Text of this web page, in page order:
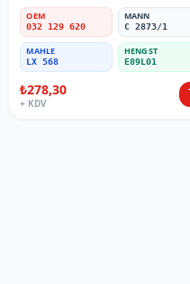
OEM
032 129 620
MANN
C 2873/1
MAHLE
LX 568
HENGST
E89L01
₺278,30
+ KDV